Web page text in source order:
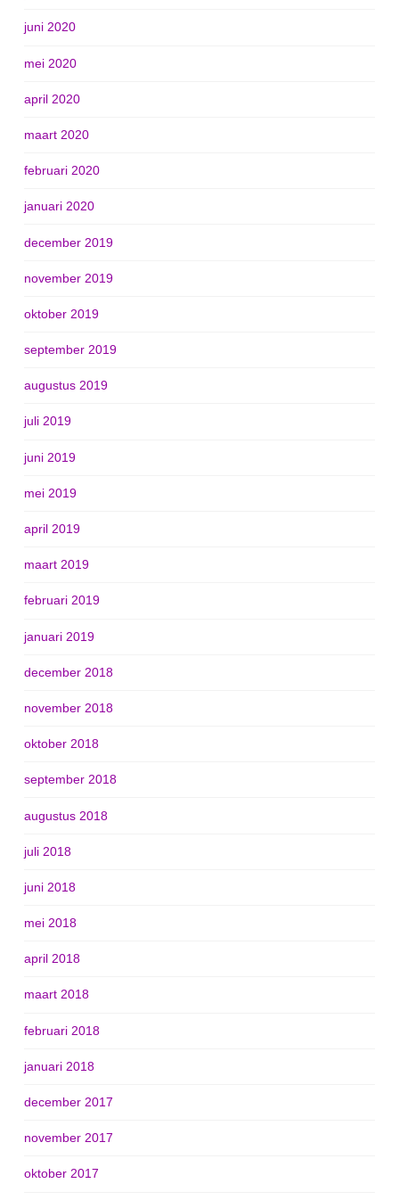
juni 2020
mei 2020
april 2020
maart 2020
februari 2020
januari 2020
december 2019
november 2019
oktober 2019
september 2019
augustus 2019
juli 2019
juni 2019
mei 2019
april 2019
maart 2019
februari 2019
januari 2019
december 2018
november 2018
oktober 2018
september 2018
augustus 2018
juli 2018
juni 2018
mei 2018
april 2018
maart 2018
februari 2018
januari 2018
december 2017
november 2017
oktober 2017